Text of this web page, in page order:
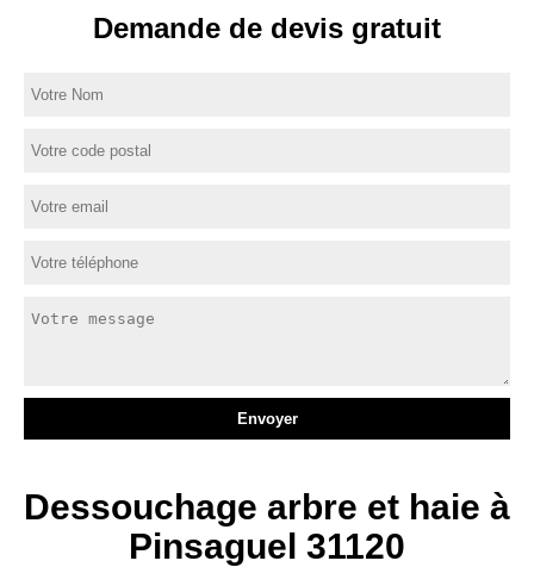
Demande de devis gratuit
Dessouchage arbre et haie à
Pinsaguel 31120